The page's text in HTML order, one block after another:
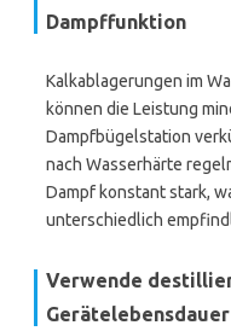
Dampffunktion
Kalkablagerungen im
können die Leistung
Dampfbügelstation
nach Wasserhärte
Dampf konstant stark,
unterschiedlich
Verwende
Gerätelebensdauer